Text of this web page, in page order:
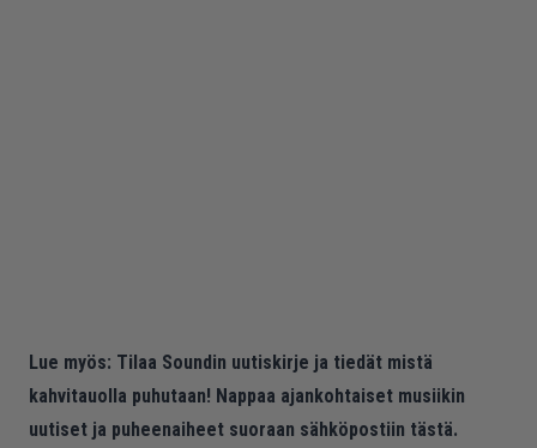
Lue myös: Tilaa Soundin uutiskirje ja tiedät mistä
kahvitauolla puhutaan! Nappaa ajankohtaiset musiikin
uutiset ja puheenaiheet suoraan sähköpostiin tästä.